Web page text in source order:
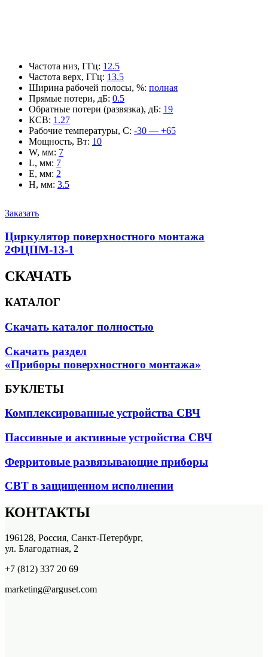
Частота низ, ГГц: 12.5
Частота верх, ГГц: 13.5
Ширина рабочей полосы, %: полная
Прямые потери, дБ: 0.5
Обратные потери (развязка), дБ: 19
КСВ: 1.27
Рабочие температуры, С: -30 — +65
Мощность, Вт: 10
W, мм: 7
L, мм: 7
E, мм: 2
H, мм: 3.5
Заказать
Циркулятор поверхностного монтажа
2ФЦПМ-13-1
СКАЧАТЬ
КАТАЛОГ
Скачать каталог полностью
Скачать раздел
«Приборы поверхностного монтажа»
БУКЛЕТЫ
Комплексированные устройства СВЧ
Пассивные и активные устройства СВЧ
Ферритовые развязывающие приборы
СВТ в защищенном исполнении
КОНТАКТЫ
196128, Россия, Санкт-Петербург,
ул. Благодатная, 2
+7 (812) 337 20 69
marketing@arguset.com